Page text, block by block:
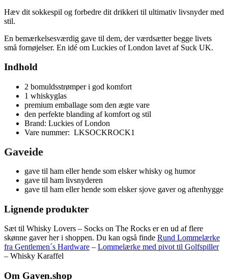
Hæv dit sokkespil og forbedre dit drikkeri til ultimativ livsnyder med
stil.
En bemærkelsesværdig gave til dem, der værdsætter begge livets
små fornøjelser. En idé om Luckies of London lavet af Suck UK.
Indhold
2 bomuldsstrømper i god komfort
1 whiskyglas
premium emballage som den ægte vare
den perfekte blanding af komfort og stil
Brand: Luckies of London
Vare nummer: LKSOCKROCK1
Gaveide
gave til ham eller hende som elsker whisky og humor
gave til ham livsnyderen
gave til ham eller hende som elsker sjove gaver og aftenhygge
Lignende produkter
Sæt til Whisky Lovers – Socks on The Rocks er en ud af flere
skønne gaver her i shoppen. Du kan også finde Rund Lommelærke
fra Gentlemen´s Hardware – Lommelærke med pivot til Golfspiller
– Whisky Karaffel
Om Gaven.shop